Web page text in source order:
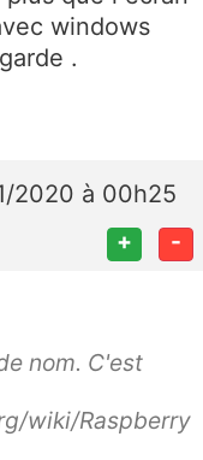
windows
.
2020 à 00h25
+ -
nom. C'est
wiki/Raspberry